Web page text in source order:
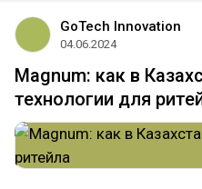
GoTech Innovation
04.06.2024
Magnum: как в
технологии для